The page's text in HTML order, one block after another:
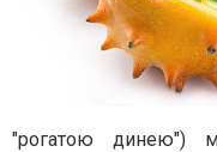
"рогатою динею")